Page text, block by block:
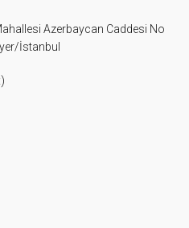
Azerbaycan Caddesi No
İstanbul